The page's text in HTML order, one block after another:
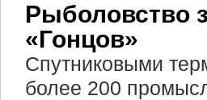
Рыболовство
«Гонцов»
Спутниковыми
более 200